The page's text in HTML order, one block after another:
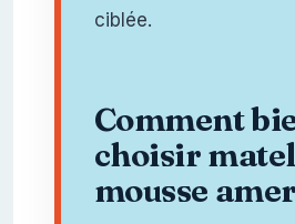
ciblée.
Comment
choisir
mousse